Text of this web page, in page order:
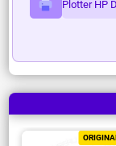
Plotter HP